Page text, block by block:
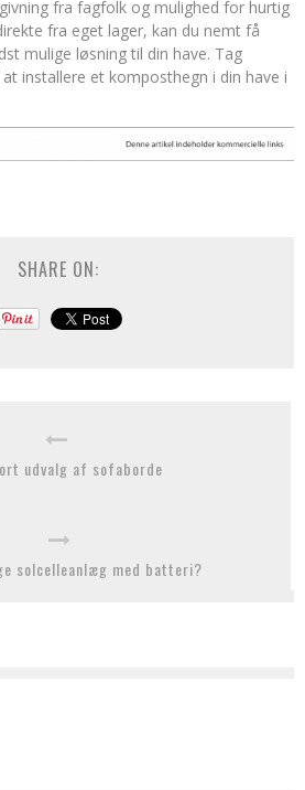
fra fagfolk og mulighed for hurtig
fra eget lager, kan du nemt få
mulige løsning til din have. Tag
installere et komposthegn i din have i
SHARE ON:
udvalg af sofaborde
solcelleanlæg med batteri?